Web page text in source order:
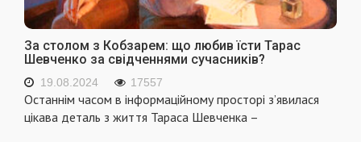
За столом з Кобзарем: що любив їсти Тарас
Шевченко за свідченнями сучасників?
19.08.2024 17557
Останнім часом в інформаційному просторі з’явилася
цікава деталь з життя Тараса Шевченка –